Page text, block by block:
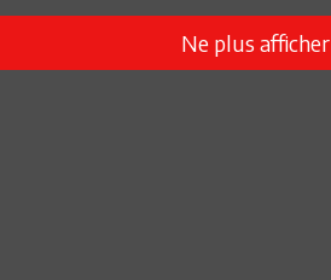
Ne plus afficher